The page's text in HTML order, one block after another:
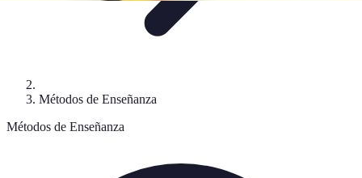
Métodos de Enseñanza
Métodos de Enseñanza